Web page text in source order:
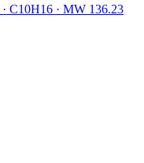
· C10H16 · MW 136.23